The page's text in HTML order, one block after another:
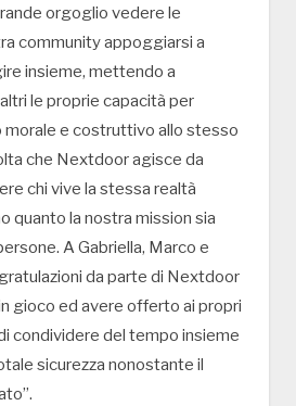
orgoglio vedere le
community appoggiarsi a
insieme, mettendo a
le proprie capacità per
e costruttivo allo stesso
che Nextdoor agisce da
chi vive la stessa realtà
quanto la nostra mission sia
A Gabriella, Marco e
da parte di Nextdoor
gioco ed avere offerto ai propri
condividere del tempo insieme
sicurezza nonostante il